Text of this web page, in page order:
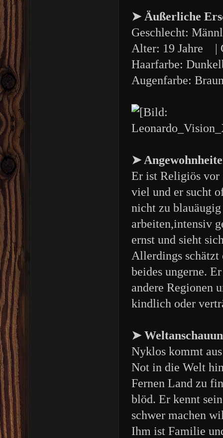
➤ Äußerliche
Geschlecht:
Alter: 19 Jahre |
Haarfarbe:
Augenfarbe:
➤
Er ist Religiös vor
viel und er sucht
nicht zu
arbeiten,intensiv
ernst und sieht
Allerdings schätzt
beides ungerne.
andere Regionen
kindlich oder
➤
Nyklos kommt
Not in die Welt
Fernen Land zu
blöd. Er kennt
schwer machen
Ihm ist Familie